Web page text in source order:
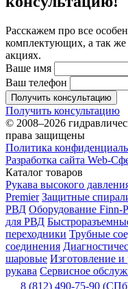
Расскажем про все
комплектующих, а так
акциях.
Ваше имя
Ваш телефон
Получить консультацию
Получить консультацию
© 2008–2026
права защищены
Политика
Разработка сайта Web-
Каталог товаров
Рукава высокого
Premier Защитные
РВД Оборудование Finn-
для РВД
переходники Трубные
соединения
шаровые Изготовление
рукава Сервисное
8 (812) 490-75-90